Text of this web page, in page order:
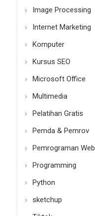
Image Processing
Internet Marketing
Komputer
Kursus SEO
Microsoft Office
Multimedia
Pelatihan Gratis
Pemda & Pemrov
Pemrograman Web
Programming
Python
sketchup